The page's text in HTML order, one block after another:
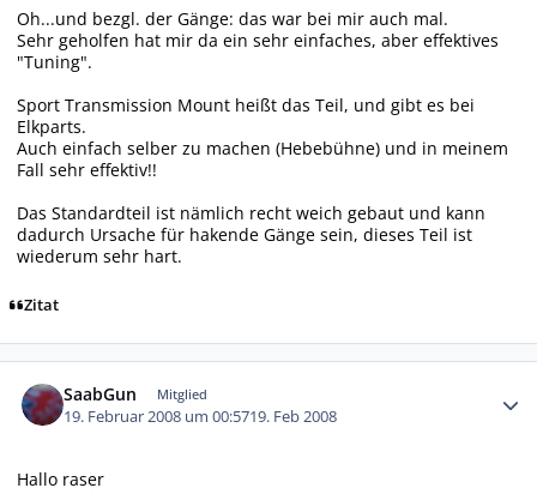
Oh...und bezgl. der Gänge: das war bei mir auch mal.
Sehr geholfen hat mir da ein sehr einfaches, aber effektives
"Tuning".
Sport Transmission Mount heißt das Teil, und gibt es bei
Elkparts.
Auch einfach selber zu machen (Hebebühne) und in meinem
Fall sehr effektiv!!
Das Standardteil ist nämlich recht weich gebaut und kann
dadurch Ursache für hakende Gänge sein, dieses Teil ist
wiederum sehr hart.
Zitat
SaabGun Mitglied
19. Februar 2008 um 00:5719. Feb 2008
Hallo raser